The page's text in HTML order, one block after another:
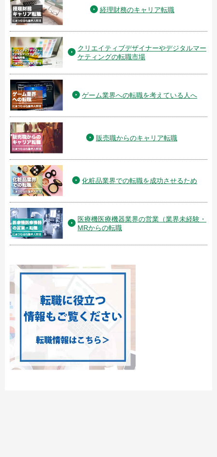
経理財務のキャリア転職
クリエイティブデザイナーやデジタルマー
ケティングの転職市場
ゲーム業界への転職を考えている人へ
販売職からのキャリア転職
化粧品業界での転職を成功させるため
医療機医療機器業界の営業（業界未経験・
MRからの転職